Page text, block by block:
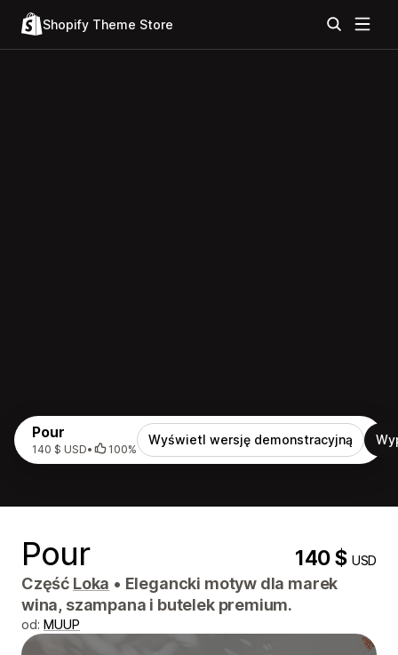
Shopify Theme Store
Pour
140 $ USD• 100%
Wyświetl wersję demonstracyjną
Pour 140 $USD
Część Loka • Elegancki motyw dla marek
wina, szampana i butelek premium.
od: MUUP